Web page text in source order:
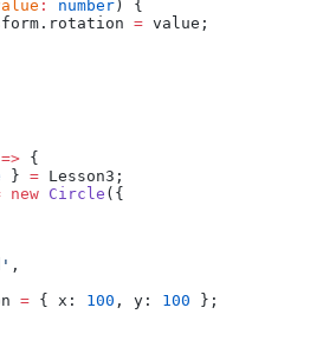
: number) {
= value;
=> {
} = Lesson3;
new Circle ({
,
= { x: 100 , y: 100 };